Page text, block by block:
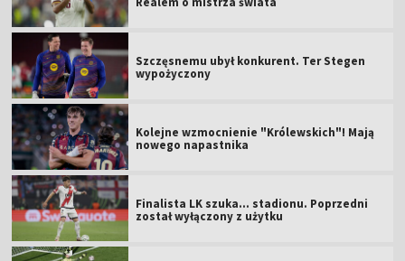
Szczęsnemu ubył konkurent. Ter Stegen
wypożyczony
Kolejne wzmocnienie "Królewskich"! Mają
nowego napastnika
Finalista LK szuka... stadionu. Poprzedni
został wyłączony z użytku